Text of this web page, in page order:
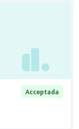
Acceptada